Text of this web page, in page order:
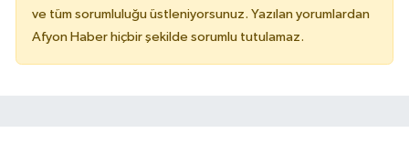
ve tüm sorumluluğu üstleniyorsunuz. Yazılan yorumlardan
Afyon Haber hiçbir şekilde sorumlu tutulamaz.